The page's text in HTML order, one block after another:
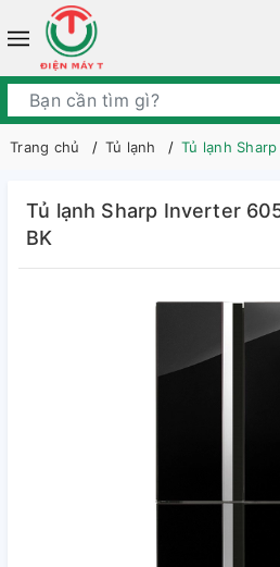
Trang chủ Tủ lạnh Tủ lạnh
Tủ lạnh Sharp Inverter
BK